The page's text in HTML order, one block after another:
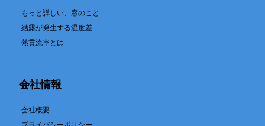
もっと詳しい、窓のこと
結露が発生する温度差
熱貫流率とは
会社情報
会社概要